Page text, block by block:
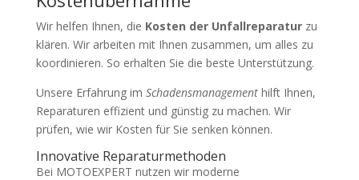
Wir helfen Ihnen, die Kosten der Unfallreparaturzu
klären. Wir arbeiten mit Ihnen zusammen, um alles zu
koordinieren. So erhalten Sie die beste Unterstützung.
Unsere Erfahrung im Schadensmanagementhilft Ihnen,
Reparaturen effizient und günstig zu machen. Wir
prüfen, wie wir Kosten für Sie senken können.
Innovative Reparaturmethoden
Bei MOTOEXPERT nutzen wir moderne